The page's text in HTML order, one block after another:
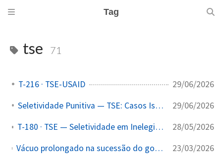
Tag
tse 71
T-216 · TSE-USAID 29/06/2026
Seletividade Punitiva — TSE: Casos Isolados (Atualizado) 29/06/2026
T-180 · TSE — Seletividade em Inelegibilidade e Cassação 28/05/2026
Vácuo prolongado na sucessão do governo do Rio de Janeiro após renúncia de Cláudio Castro mantém desembargador como chefe do Executivo por decisão do STF 23/03/2026